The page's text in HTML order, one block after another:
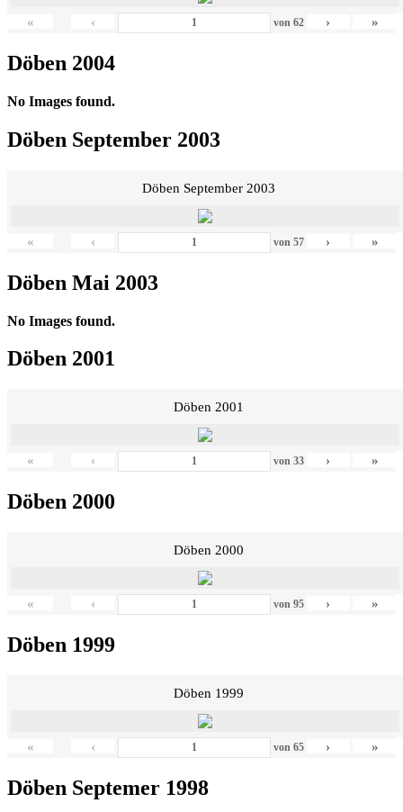
« ‹ von 62 › »
Döben 2004
No Images found.
Döben September 2003
Döben September 2003
« ‹ von 57 › »
Döben Mai 2003
No Images found.
Döben 2001
Döben 2001
« ‹ von 33 › »
Döben 2000
Döben 2000
« ‹ von 95 › »
Döben 1999
Döben 1999
« ‹ von 65 › »
Döben Septemer 1998